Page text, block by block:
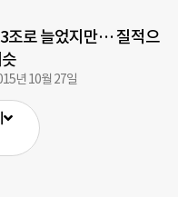
조로 늘었지만… 질적으
년 10월 27일